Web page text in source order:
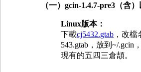
（一）gcin-1.4.7-pre3（含
Linux版本：
下載cj5432.gtab ，改檔
543.gtab，放到~/.gcin
現有的五四三倉頡。